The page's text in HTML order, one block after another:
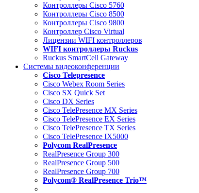
Контроллеры Cisco 5760
Контроллеры Cisco 8500
Контроллеры Cisco 9800
Контроллер Cisco Virtual
Лицензии WIFI контроллеров
WIFI контроллеры Ruckus
Ruckus SmartCell Gateway
Системы видеоконференции
Cisco Telepresence
Cisco Webex Room Series
Cisco SX Quick Set
Cisco DX Series
Cisco TelePresence MX Series
Cisco TelePresence EX Series
Cisco TelePresence TX Series
Cisco TelePresence IX5000
Polycom RealPresence
RealPresence Group 300
RealPresence Group 500
RealPresence Group 700
Polycom® RealPresence Trio™